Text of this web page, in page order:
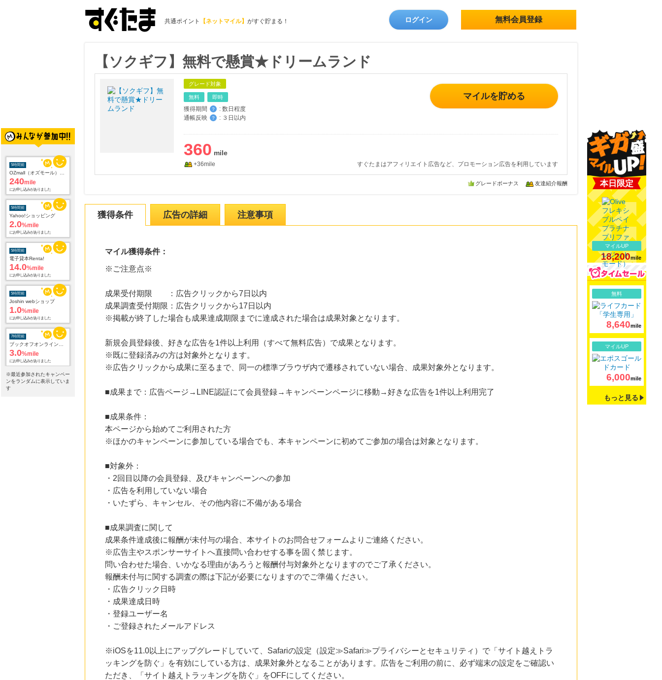
共通ポイント 【ネットマイル】 がすぐ貯まる！ ログイン 無料会員登録
5時間前
240mile
にお申し込みがありました
5時間前
Yahoo!ショッピング
2.0%mile
にお申し込みがありました
5時間前
電子貸本Renta!
14.0%mile
にお申し込みがありました
5時間前
Joshin webショップ
1.0%mile
にお申し込みがありました
7時間前
3.0%mile
にお申し込みがありました
22時間前
楽天市場
※最近参加されたキャンペー
ンをランダムに表示していま
す
【ソクギフ】無料で懸賞★ドリームランド
グレード対象
無料 即時
獲得期間 ？ : 数日程度
通帳反映
？ : ３日以内
マイルを貯める
360
+36mile すぐたまはアフィリエイト広告など、プロモーション広告を利用しています
グレードボーナス 友達紹介報酬
獲得条件 広告の詳細 注意事項
マイル獲得条件：
※ご注意点※
成果受付期限 ：広告クリックから7日以内
成果調査受付期限：広告クリックから17日以内
※掲載が終了した場合も成果達成期限までに達成された場合は成果対象となります。
新規会員登録後、好きな広告を1件以上利用（すべて無料広告）で成果となります。
※既に登録済みの方は対象外となります。
※広告クリックから成果に至るまで、同一の標準ブラウザ内で遷移されていない場合、成果対象外となります。
■成果まで：広告ページ→LINE認証にて会員登録→キャンペーンページに移動→好きな広告を1件以上利用完了
■成果条件：
本ページから始めてご利用された方
※ほかのキャンペーンに参加している場合でも、本キャンペーンに初めてご参加の場合は対象となります。
■対象外：
・2回目以降の会員登録、及びキャンペーンへの参加
・広告を利用していない場合
・いたずら、キャンセル、その他内容に不備がある場合
■成果調査に関して
成果条件達成後に報酬が未付与の場合、本サイトのお問合せフォームよりご連絡ください。
※広告主やスポンサーサイトへ直接問い合わせする事を固く禁じます。
問い合わせた場合、いかなる理由があろうと報酬付与対象外となりますのでご了承ください。
報酬未付与に関する調査の際は下記が必要になりますのでご準備ください。
・広告クリック日時
・成果達成日時
・登録ユーザー名
・ご登録されたメールアドレス
※iOSを11.0以上にアップグレードしていて、Safariの設定（設定≫Safari≫プライバシーとセキュリティ）で「サイト越えトラ
ッキングを防ぐ」を有効にしている方は、成果対象外となることがあります。広告をご利用の前に、必ず端末の設定をご確認い
ただき、「サイト越えトラッキングを防ぐ」をOFFにしてください。
本日限定
マイルUP
18,200mile
無料
8,640mile
マイルUP
6,000mile
もっと見る